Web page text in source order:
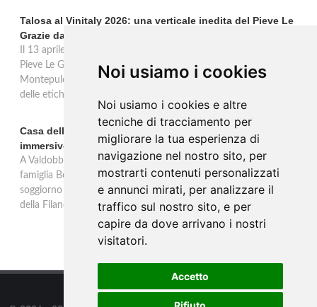
Noi usiamo i cookies
Noi usiamo i cookies e altre
tecniche di tracciamento per
migliorare la tua esperienza di
navigazione nel nostro sito, per
mostrarti contenuti personalizzati
e annunci mirati, per analizzare il
traffico sul nostro sito, e per
capire da dove arrivano i nostri
visitatori.
Accetto
Talosa al Vinitaly 2026: una verticale inedita del Pieve Le
Grazie dal 2016 al 2020
Il 13 aprile 2026 al Vinitaly, Talosa presenta la verticale inedita del
Pieve Le Grazie: cinque annate dal 2016 al 2020 del Nobile di
Montepulciano a 95 punti Vinous, per ripercorrere la genesi di una
delle etichette iconiche di Montepulciano.
Casa dell'Artista: a Valdobbiadene apre il soggiorno
immersivo tra arte e vino di Bortolomiol
A Valdobbiadene, nel cuore delle colline Patrimonio Unesco, la
famiglia Bortolomiol apre al pubblico la Casa dell'Artista: un
soggiorno immersivo tra arte, natura e vino all'interno del Parco
della Filandetta Art and Wine Farm.